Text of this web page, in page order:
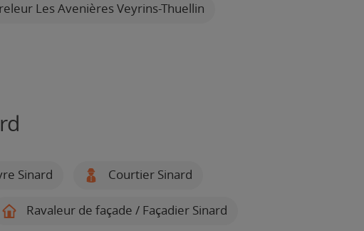
Les Avenières Veyrins-Thuellin
Sinard Courtier Sinard
Ravaleur de façade / Façadier Sinard